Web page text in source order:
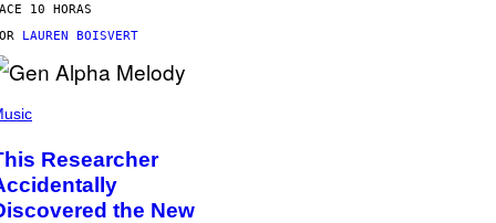
10 HORAS
LAUREN BOISVERT
Researcher
the New